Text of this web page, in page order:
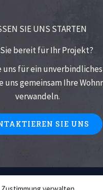
SIE UNS STARTEN
bereit für Ihr Projekt?
uns für ein
uns gemeinsam Ihre
verwandeln.
SIE UNS